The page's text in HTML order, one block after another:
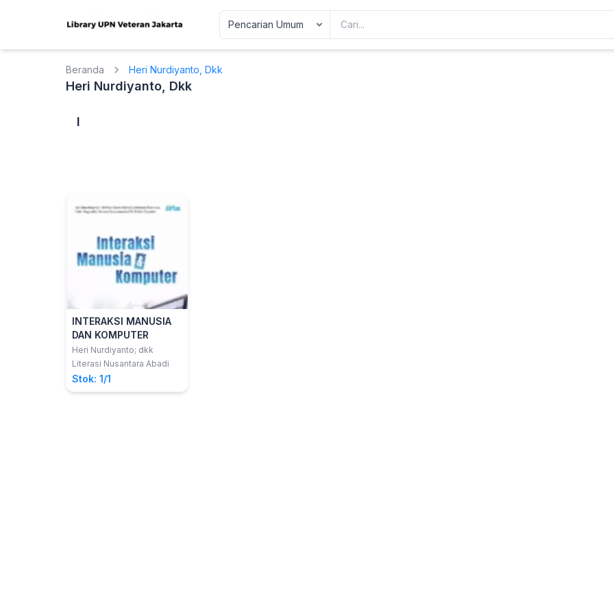
Beranda Heri Nurdiyanto, Dkk
Heri Nurdiyanto, Dkk
I
INTERAKSI MANUSIA
DAN KOMPUTER
Heri Nurdiyanto; dkk
Literasi Nusantara Abadi
Stok: 1/1